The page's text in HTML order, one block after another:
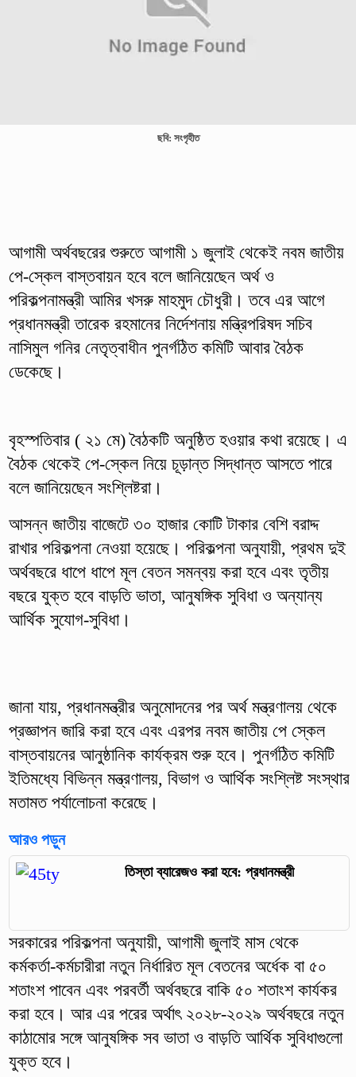
ছবি: সংগৃহীত
আগামী অর্থবছরের শুরুতে আগামী ১ জুলাই থেকেই নবম জাতীয়
পে-স্কেল বাস্তবায়ন হবে বলে জানিয়েছেন অর্থ ও
পরিকল্পনামন্ত্রী আমির খসরু মাহমুদ চৌধুরী। তবে এর আগে
প্রধানমন্ত্রী তারেক রহমানের নির্দেশনায় মন্ত্রিপরিষদ সচিব
নাসিমুল গনির নেতৃত্বাধীন পুনর্গঠিত কমিটি আবার বৈঠক
ডেকেছে।
বৃহস্পতিবার ( ২১ মে) বৈঠকটি অনুষ্ঠিত হওয়ার কথা রয়েছে। এ
বৈঠক থেকেই পে-স্কেল নিয়ে চূড়ান্ত সিদ্ধান্ত আসতে পারে
বলে জানিয়েছেন সংশ্লিষ্টরা।
আসন্ন জাতীয় বাজেটে ৩০ হাজার কোটি টাকার বেশি বরাদ্দ
রাখার পরিকল্পনা নেওয়া হয়েছে। পরিকল্পনা অনুযায়ী, প্রথম দুই
অর্থবছরে ধাপে ধাপে মূল বেতন সমন্বয় করা হবে এবং তৃতীয়
বছরে যুক্ত হবে বাড়তি ভাতা, আনুষঙ্গিক সুবিধা ও অন্যান্য
আর্থিক সুযোগ-সুবিধা।
জানা যায়, প্রধানমন্ত্রীর অনুমোদনের পর অর্থ মন্ত্রণালয় থেকে
প্রজ্ঞাপন জারি করা হবে এবং এরপর নবম জাতীয় পে স্কেল
বাস্তবায়নের আনুষ্ঠানিক কার্যক্রম শুরু হবে। পুনর্গঠিত কমিটি
ইতিমধ্যে বিভিন্ন মন্ত্রণালয়, বিভাগ ও আর্থিক সংশ্লিষ্ট সংস্থার
মতামত পর্যালোচনা করেছে।
আরও পড়ুন
তিস্তা ব্যারেজও করা হবে: প্রধানমন্ত্রী
সরকারের পরিকল্পনা অনুযায়ী, আগামী জুলাই মাস থেকে
কর্মকর্তা-কর্মচারীরা নতুন নির্ধারিত মূল বেতনের অর্ধেক বা ৫০
শতাংশ পাবেন এবং পরবর্তী অর্থবছরে বাকি ৫০ শতাংশ কার্যকর
করা হবে। আর এর পরের অর্থাৎ ২০২৮-২০২৯ অর্থবছরে নতুন
কাঠামোর সঙ্গে আনুষঙ্গিক সব ভাতা ও বাড়তি আর্থিক সুবিধাগুলো
যুক্ত হবে।